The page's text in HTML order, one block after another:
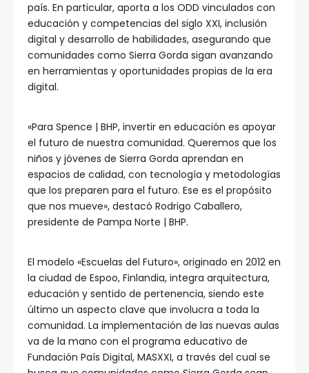
país. En particular, aporta a los ODD vinculados con
educación y competencias del siglo XXI, inclusión
digital y desarrollo de habilidades, asegurando que
comunidades como Sierra Gorda sigan avanzando
en herramientas y oportunidades propias de la era
digital.
«Para Spence | BHP, invertir en educación es apoyar
el futuro de nuestra comunidad. Queremos que los
niños y jóvenes de Sierra Gorda aprendan en
espacios de calidad, con tecnología y metodologías
que los preparen para el futuro. Ese es el propósito
que nos mueve», destacó Rodrigo Caballero,
presidente de Pampa Norte | BHP.
El modelo «Escuelas del Futuro», originado en 2012 en
la ciudad de Espoo, Finlandia, integra arquitectura,
educación y sentido de pertenencia, siendo este
último un aspecto clave que involucra a toda la
comunidad. La implementación de las nuevas aulas
va de la mano con el programa educativo de
Fundación País Digital, MASXXI, a través del cual se